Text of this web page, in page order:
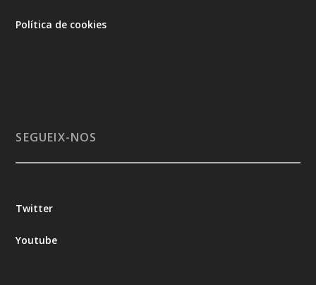
Política de cookies
SEGUEIX-NOS
Twitter
Youtube